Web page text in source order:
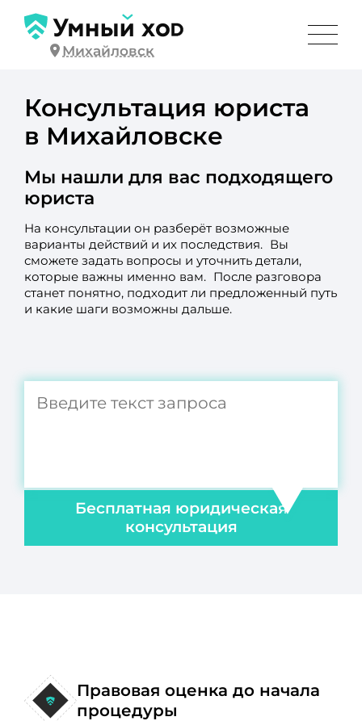
Михайловск
Консультация юриста
в Михайловске
Мы нашли для вас подходящего
юриста
На консультации он разберёт возможные
варианты действий и их последствия. Вы
сможете задать вопросы и уточнить детали,
которые важны именно вам. После разговора
станет понятно, подходит ли предложенный путь
и какие шаги возможны дальше.
Бесплатная юридическая
консультация
Правовая оценка до начала
процедуры